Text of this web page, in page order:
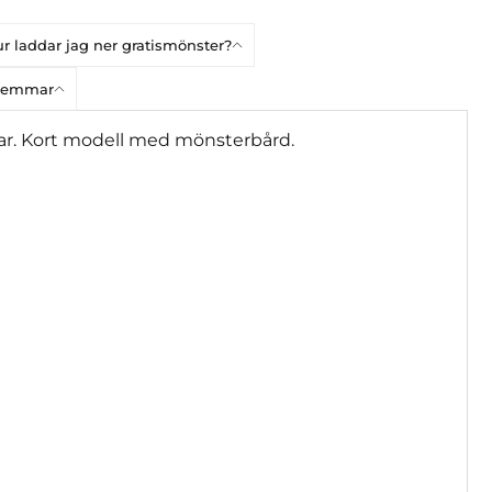
laddar jag ner gratismönster?
Kort modell med mönsterbård.